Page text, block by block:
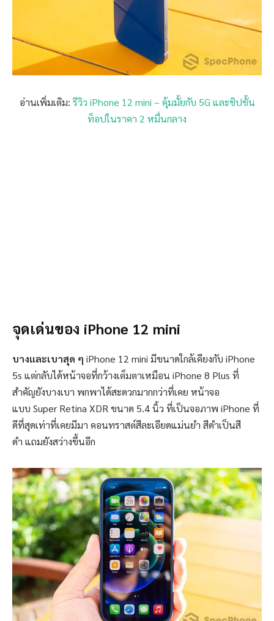
อ่านเพิ่มเติม:รีวิว iPhone 12 mini – คุ้มมั้ยกับ 5G และชิปขั้น
ท็อปในราคา 2 หมื่นกลาง
จุดเด่นของ iPhone 12 mini
บางและเบาสุด ๆ iPhone 12 mini มีขนาดใกล้เคียงกับ iPhone
5s แต่กลับได้หน้าจอที่กว้างเต็มตาเหมือน iPhone 8 Plus ที่
สำคัญยังบางเบา พกพาได้สะดวกมากกว่าที่เคย หน้าจอ
แบบ Super Retina XDR ขนาด 5.4 นิ้ว ที่เป็นจอภาพ iPhone ที่
ดีที่สุดเท่าที่เคยมีมา คอนทราสต์สีละเอียดแม่นยำ สีดำเป็นสี
ดำ แถมยังสว่างขึ้นอีก